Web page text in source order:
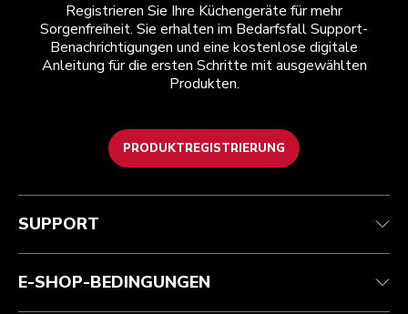
Registrieren Sie Ihre Küchengeräte für mehr
Sorgenfreiheit. Sie erhalten im Bedarfsfall Support-
Benachrichtigungen und eine kostenlose digitale
Anleitung für die ersten Schritte mit ausgewählten
Produkten.
PRODUKTREGISTRIERUNG
Kundenservice
Garantie und Dokumente
Kontaktieren Sie uns.
Teilnahmebedingungen
Rückgaben und Erstattungen
Impressum
ODR
Die Marke
Händlersuche
SUPPORT
E-SHOP-BEDINGUNGEN